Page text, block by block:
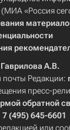
(МИА «Россия
Гаврилова А.В.
почты Редакции:
пресс-
обратной
7 (495) 645-6601
или